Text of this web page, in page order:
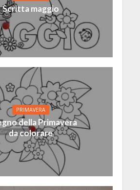
Scritta maggio
PRIMAVERA
della Primavera
da colorare